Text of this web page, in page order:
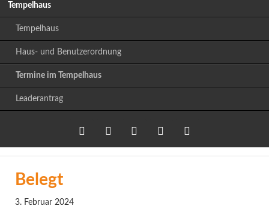
Tempelhaus
Tempelhaus
Haus- und Benutzerordnung
Termine im Tempelhaus
Leaderantrag
Belegt
3. Februar 2024